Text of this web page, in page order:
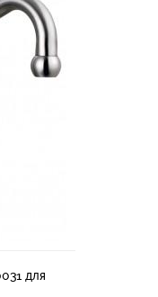
для